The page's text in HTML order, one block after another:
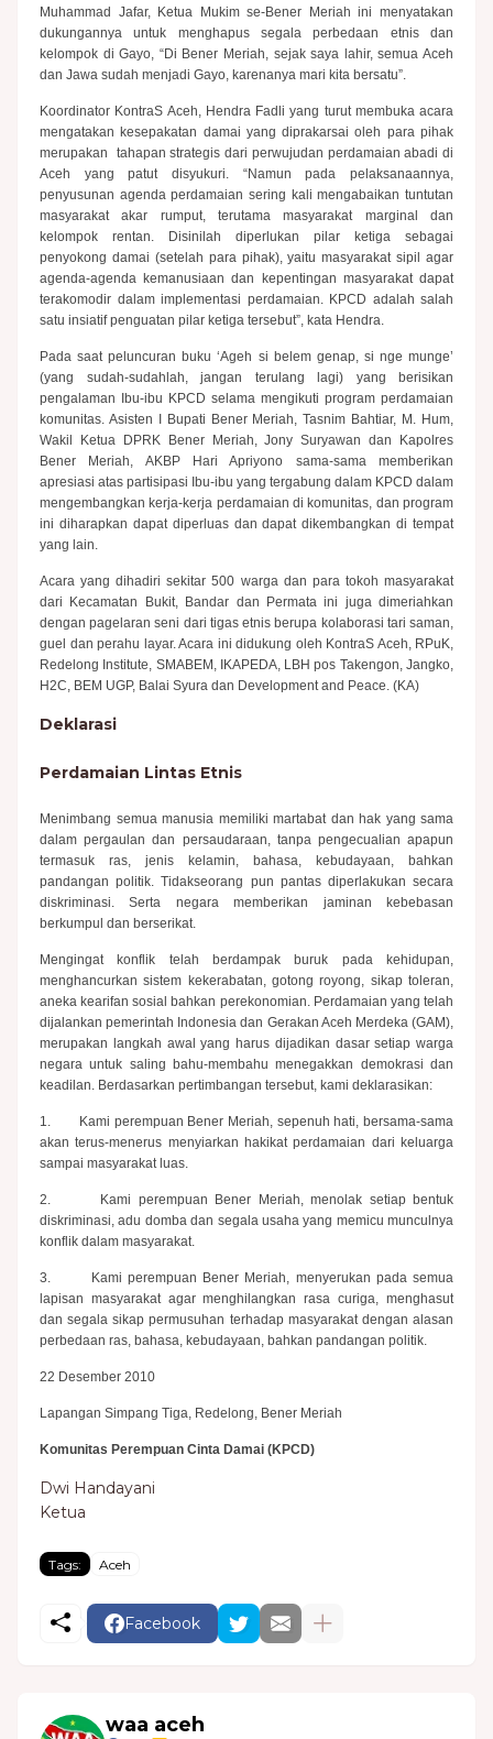
Muhammad Jafar, Ketua Mukim se-Bener Meriah ini menyatakan
dukungannya untuk menghapus segala perbedaan etnis dan
kelompok di Gayo, “Di Bener Meriah, sejak saya lahir, semua Aceh
dan Jawa sudah menjadi Gayo, karenanya mari kita bersatu”.
Koordinator KontraS Aceh, Hendra Fadli yang turut membuka acara
mengatakan kesepakatan damai yang diprakarsai oleh para pihak
merupakan tahapan strategis dari perwujudan perdamaian abadi di
Aceh yang patut disyukuri. “Namun pada pelaksanaannya,
penyusunan agenda perdamaian sering kali mengabaikan tuntutan
masyarakat akar rumput, terutama masyarakat marginal dan
kelompok rentan. Disinilah diperlukan pilar ketiga sebagai
penyokong damai (setelah para pihak), yaitu masyarakat sipil agar
agenda-agenda kemanusiaan dan kepentingan masyarakat dapat
terakomodir dalam implementasi perdamaian. KPCD adalah salah
satu insiatif penguatan pilar ketiga tersebut”, kata Hendra.
Pada saat peluncuran buku ‘Ageh si belem genap, si nge munge’
(yang sudah-sudahlah, jangan terulang lagi) yang berisikan
pengalaman Ibu-ibu KPCD selama mengikuti program perdamaian
komunitas. Asisten I Bupati Bener Meriah, Tasnim Bahtiar, M. Hum,
Wakil Ketua DPRK Bener Meriah, Jony Suryawan dan Kapolres
Bener Meriah, AKBP Hari Apriyono sama-sama memberikan
apresiasi atas partisipasi Ibu-ibu yang tergabung dalam KPCD dalam
mengembangkan kerja-kerja perdamaian di komunitas, dan program
ini diharapkan dapat diperluas dan dapat dikembangkan di tempat
yang lain.
Acara yang dihadiri sekitar 500 warga dan para tokoh masyarakat
dari Kecamatan Bukit, Bandar dan Permata ini juga dimeriahkan
dengan pagelaran seni dari tigas etnis berupa kolaborasi tari saman,
guel dan perahu layar. Acara ini didukung oleh KontraS Aceh, RPuK,
Redelong Institute, SMABEM, IKAPEDA, LBH pos Takengon, Jangko,
H2C, BEM UGP, Balai Syura dan Development and Peace. (KA)
Deklarasi
Perdamaian Lintas Etnis
Menimbang semua manusia memiliki martabat dan hak yang sama
dalam pergaulan dan persaudaraan, tanpa pengecualian apapun
termasuk ras, jenis kelamin, bahasa, kebudayaan, bahkan
pandangan politik. Tidakseorang pun pantas diperlakukan secara
diskriminasi. Serta negara memberikan jaminan kebebasan
berkumpul dan berserikat.
Mengingat konflik telah berdampak buruk pada kehidupan,
menghancurkan sistem kekerabatan, gotong royong, sikap toleran,
aneka kearifan sosial bahkan perekonomian. Perdamaian yang telah
dijalankan pemerintah Indonesia dan Gerakan Aceh Merdeka (GAM),
merupakan langkah awal yang harus dijadikan dasar setiap warga
negara untuk saling bahu-membahu menegakkan demokrasi dan
keadilan. Berdasarkan pertimbangan tersebut, kami deklarasikan:
1. Kami perempuan Bener Meriah, sepenuh hati, bersama-sama
akan terus-menerus menyiarkan hakikat perdamaian dari keluarga
sampai masyarakat luas.
2. Kami perempuan Bener Meriah, menolak setiap bentuk
diskriminasi, adu domba dan segala usaha yang memicu munculnya
konflik dalam masyarakat.
3. Kami perempuan Bener Meriah, menyerukan pada semua
lapisan masyarakat agar menghilangkan rasa curiga, menghasut
dan segala sikap permusuhan terhadap masyarakat dengan alasan
perbedaan ras, bahasa, kebudayaan, bahkan pandangan politik.
22 Desember 2010
Lapangan Simpang Tiga, Redelong, Bener Meriah
Komunitas Perempuan Cinta Damai (KPCD)
Dwi Handayani
Ketua
Tags: Aceh
Facebook
waa aceh